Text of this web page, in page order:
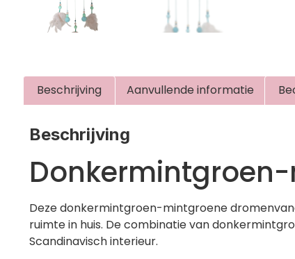
Beschrijving Aanvullende informatie
Beschrijving
Deze donkermintgroen-mintgroene
ruimte in huis. De combinatie van
Scandinavisch interieur.